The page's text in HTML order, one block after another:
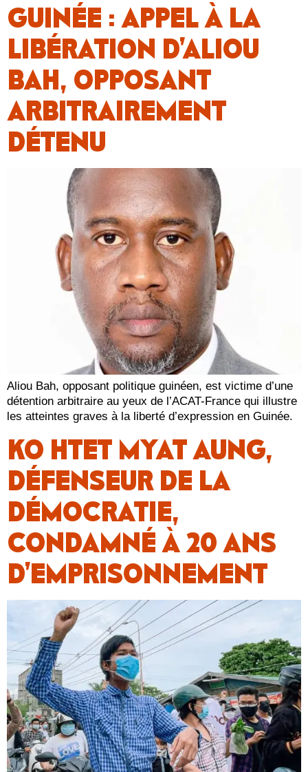
GUINÉE : APPEL À LA
LIBÉRATION D’ALIOU
BAH, OPPOSANT
ARBITRAIREMENT
DÉTENU
Aliou Bah, opposant politique guinéen, est victime d’une
détention arbitraire au yeux de l’ACAT-France qui illustre
les atteintes graves à la liberté d’expression en Guinée.
KO HTET MYAT AUNG,
DÉFENSEUR DE LA
DÉMOCRATIE,
CONDAMNÉ À 20 ANS
D’EMPRISONNEMENT